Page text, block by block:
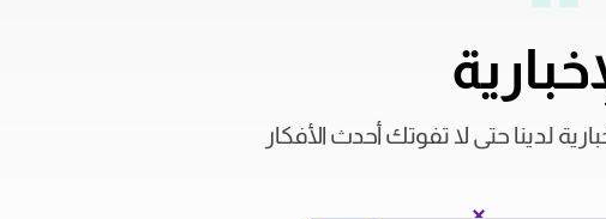
لدينا حتى لا تفوتك أحدث الأفكار